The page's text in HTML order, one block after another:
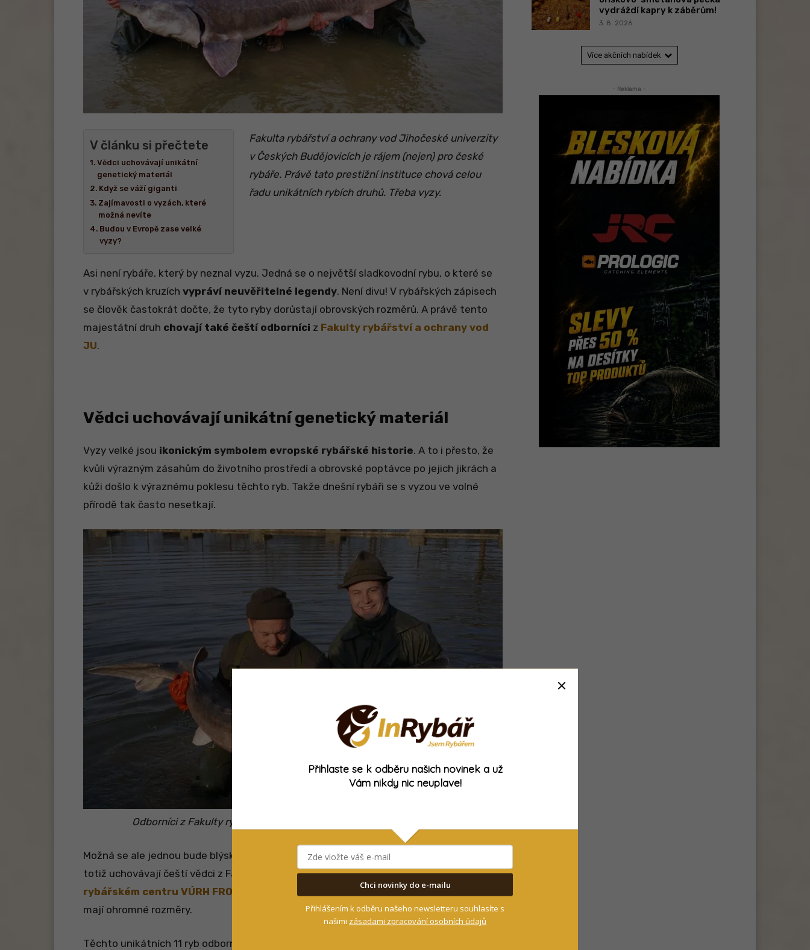
V článku si přečtete
Vědci uchovávají unikátní
genetický materiál
Když se váží giganti
Zajímavosti o vyzách, které
možná nevíte
Budou v Evropě zase velké
vyzy?
Fakulta rybářství a ochrany vod Jihočeské univerzity
v Českých Budějovicích je rájem (nejen) pro české
rybáře. Právě tato prestižní instituce chová celou
řadu unikátních rybích druhů. Třeba vyzy.
Asi není rybáře, který by neznal vyzu. Jedná se o největší sladkovodní rybu, o které se
v rybářských kruzích vypráví neuvěřitelné legendy. Není divu! V rybářských zápisech
se člověk častokrát dočte, že tyto ryby dorůstají obrovských rozměrů. A právě tento
majestátní druh chovají také čeští odborníci z Fakulty rybářství a ochrany vod
JU.
Vědci uchovávají unikátní genetický materiál
Vyzy velké jsou ikonickým symbolem evropské rybářské historie. A to i přesto, že
kvůli výrazným zásahům do životního prostředí a obrovské poptávce po jejich jikrách a
kůži došlo k výraznému poklesu těchto ryb. Takže dnešní rybáři se s vyzou ve volné
přírodě tak často nesetkají.
Odborníci z Fakulty rybářství a ochrany vod JU chovají 11 velkých vyz
Možná se ale jednou bude blýskat na lepší časy. Zcelaunikátní genetický materiál
totiž uchovávají čeští vědci z Fakulty rybářství a ochrany vod JU. Ti vGenetické
rybářském centru VÚRH FROV JU
chovají 11 vyz, kdy některé z nich
mají ohromné rozměry.
Těchto unikátních 11 ryb odborníci z Fakulty rybářství a ochrany vod JU
vydráždí kapry k záběrům!
3. 8. 2026
Více akčních nabídek
- Reklama -
Přihlaste se k odběru našich novinek a už
Vám nikdy nic neuplave!
Chci novinky do e-mailu
Přihlášením k odběru našeho newsletteru souhlasíte s
našimi zásadami zpracování osobních údajů